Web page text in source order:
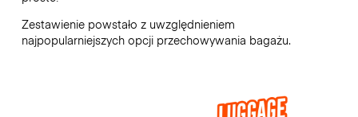
Zestawienie powstało z uwzględnieniem
najpopularniejszych opcji przechowywania bagażu.